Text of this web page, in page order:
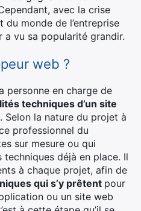
avec la crise
du monde de l’entreprise
a vu sa popularité grandir.
web ?
personne en charge de
techniques d’un site
. Selon la nature du projet à
professionnel du
sur mesure ou qui
techniques déjà en place. Il
à chaque projet, afin de
qui s’y prêtent pour
ou un site web